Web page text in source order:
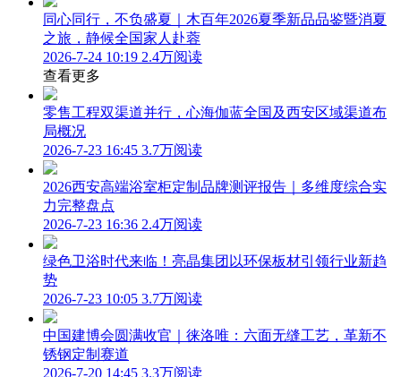
同心同行，不负盛夏｜木百年2026夏季新品品鉴暨消夏
之旅，静候全国家人赴蓉
2026-7-24 10:19 2.4万阅读
查看更多
零售工程双渠道并行，心海伽蓝全国及西安区域渠道布
局概况
2026-7-23 16:45 3.7万阅读
2026西安高端浴室柜定制品牌测评报告｜多维度综合实
力完整盘点
2026-7-23 16:36 2.4万阅读
绿色卫浴时代来临！亮晶集团以环保板材引领行业新趋
势
2026-7-23 10:05 3.7万阅读
中国建博会圆满收官｜徕洛唯：六面无缝工艺，革新不
锈钢定制赛道
2026-7-20 14:45 3.3万阅读